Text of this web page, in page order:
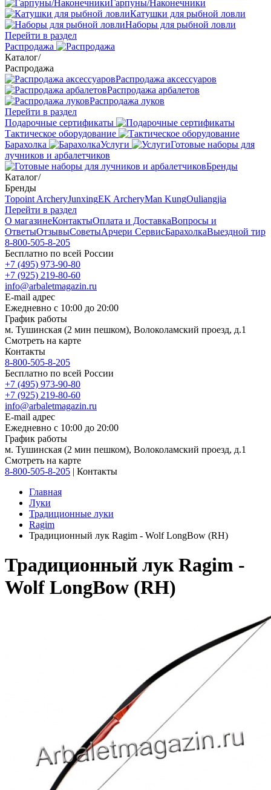
Гарпуны/Наконечники
Катушки для рыбной ловли
Наборы для рыбной ловли
Перейти в раздел
Распродажа
Каталог/
Распродажа
Распродажа аксессуаров
Распродажа арбалетов
Распродажа луков
Перейти в раздел
Подарочные сертификаты
Тактическое оборудование
Барахолка
Услуги
Готовые наборы для
лучников и арбалетчиков
Бренды
Каталог/
Бренды
Topoint ArcheryJunxingEK ArcheryMan KungOuliangjia
Перейти в раздел
О магазинеКонтактыОплата и ДоставкаВопросы и
ОтветыОтзывыСоветыАрчери СервисБарахолкаВыездной тир
8-800-505-8-205
Бесплатно по всей России
+7 (495) 973-90-80
+7 (925) 219-80-60
info@arbaletmagazin.ru
E-mail адрес
Ежедневно с 10:00 до 20:00
График работы
м. Тушинская (2 мин пешком), Волоколамский проезд, д.1
Смотреть на карте
Контакты
8-800-505-8-205
Бесплатно по всей России
+7 (495) 973-90-80
+7 (925) 219-80-60
info@arbaletmagazin.ru
E-mail адрес
Ежедневно с 10:00 до 20:00
График работы
м. Тушинская (2 мин пешком), Волоколамский проезд, д.1
Смотреть на карте
8-800-505-8-205 | Контакты
Главная
Луки
Традиционные луки
Ragim
Традиционный лук Ragim - Wolf LongBow (RH)
Традиционный лук Ragim -
Wolf LongBow (RH)